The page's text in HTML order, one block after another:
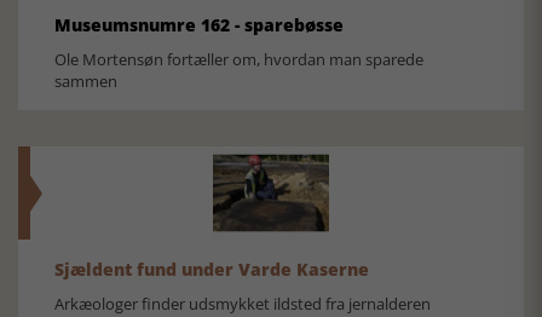
Museumsnumre 162 - sparebøsse
Ole Mortensøn fortæller om, hvordan man sparede
sammen
Sjældent fund under Varde Kaserne
Arkæologer finder udsmykket ildsted fra jernalderen